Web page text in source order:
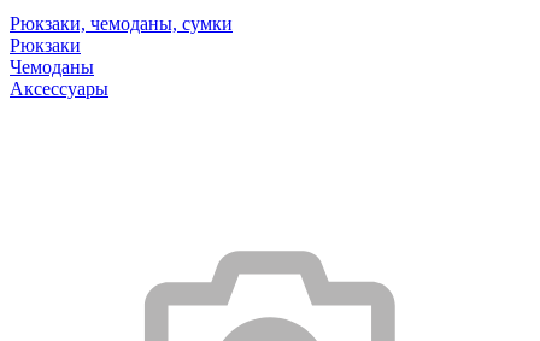
Рюкзаки, чемоданы, сумки
Рюкзаки
Чемоданы
Аксессуары